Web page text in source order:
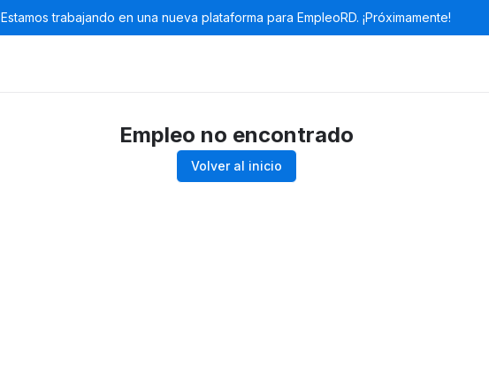
Estamos trabajando en una nueva plataforma para EmpleoRD. ¡Próximamente!
Empleo no encontrado
Volver al inicio